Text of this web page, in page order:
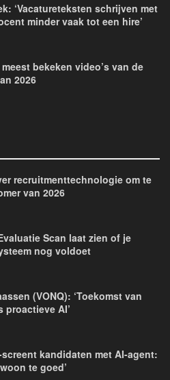
‘Vacatureteksten schrijven met
minder vaak tot een hire’
bekeken video’s van de
2026
recruitmenttechnologie om te
van 2026
Scan laat zien of je
nog voldoet
(VONQ): ‘Toekomst van
proactieve AI’
kandidaten met AI-agent:
te goed’